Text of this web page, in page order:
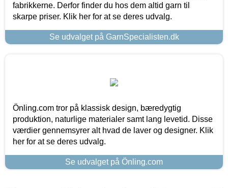
fabrikkerne. Derfor finder du hos dem altid garn til
skarpe priser. Klik her for at se deres udvalg.
Se udvalget på GarnSpecialisten.dk
Önling.com tror på klassisk design, bæredygtig
produktion, naturlige materialer samt lang levetid. Disse
værdier gennemsyrer alt hvad de laver og designer. Klik
her for at se deres udvalg.
Se udvalget på Önling.com